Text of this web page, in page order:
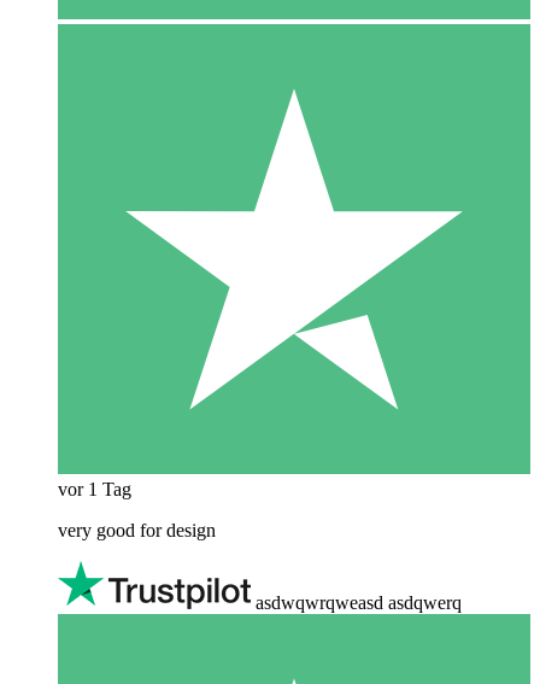
vor 1 Tag
very good for design
asdwqwrqweasd asdqwerq